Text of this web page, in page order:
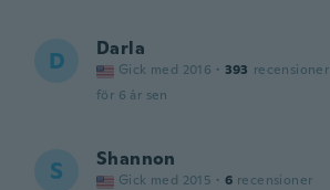
D Darla
Gick med 2016 · 393 recensioner
för 6 år sen
S Shannon
Gick med 2015 · 6 recensioner